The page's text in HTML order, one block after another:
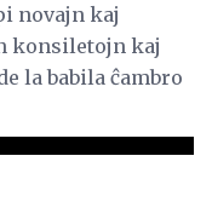
novajn kaj
konsiletojn kaj
la babila ĉambro